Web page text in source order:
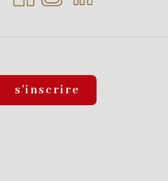
s'inscrire